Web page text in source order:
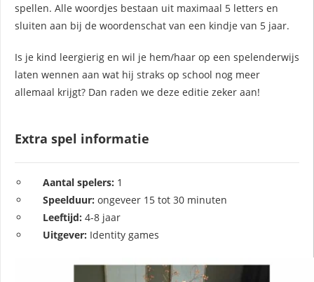
spellen. Alle woordjes bestaan uit maximaal 5 letters en
sluiten aan bij de woordenschat van een kindje van 5 jaar.
Is je kind leergierig en wil je hem/haar op een spelenderwijs
laten wennen aan wat hij straks op school nog meer
allemaal krijgt? Dan raden we deze editie zeker aan!
Extra spel informatie
Aantal spelers: 1
Speelduur:ongeveer 15 tot 30 minuten
Leeftijd:4-8 jaar
Uitgever: Identity games